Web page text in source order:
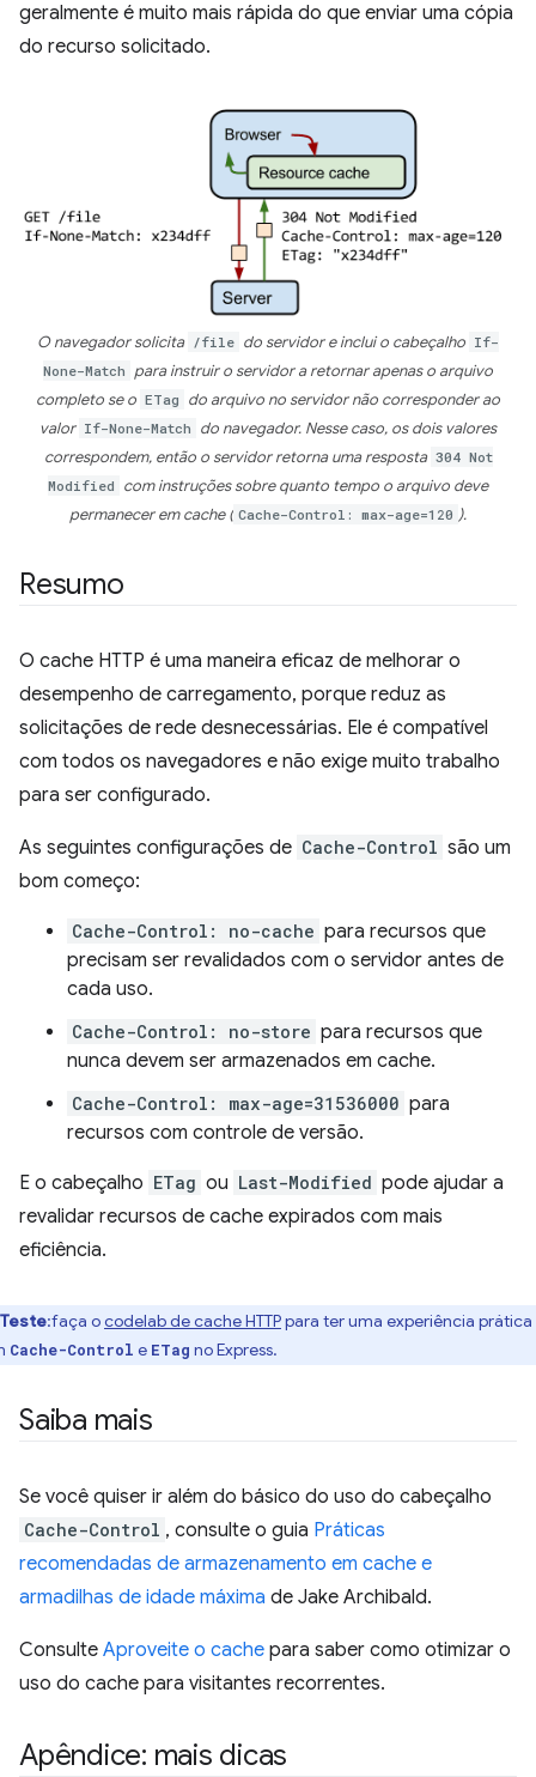
geralmente é muito mais rápida do que enviar uma cópia
do recurso solicitado.
O navegador solicita /file do servidor e inclui o cabeçalho If-
None-Match para instruir o servidor a retornar apenas o arquivo
completo se o ETag do arquivo no servidor não corresponder ao
valor If-None-Match do navegador. Nesse caso, os dois valores
correspondem, então o servidor retorna uma resposta 304 Not
Modified com instruções sobre quanto tempo o arquivo deve
permanecer em cache ( Cache-Control: max-age=120 ).
Resumo
O cache HTTP é uma maneira eficaz de melhorar o
desempenho de carregamento, porque reduz as
solicitações de rede desnecessárias. Ele é compatível
com todos os navegadores e não exige muito trabalho
para ser configurado.
As seguintes configurações de Cache-Control são um
bom começo:
Cache-Control: no-cache para recursos que
precisam ser revalidados com o servidor antes de
cada uso.
Cache-Control: no-store para recursos que
nunca devem ser armazenados em cache.
Cache-Control: max-age=31536000 para
recursos com controle de versão.
E o cabeçalho ETag ou Last-Modified pode ajudar a
revalidar recursos de cache expirados com mais
eficiência.
Teste:faça ocodelab de cache HTTPpara ter uma experiência prática
Cache-Control e ETag no Express.
Saiba mais
Se você quiser ir além do básico do uso do cabeçalho
Cache-Control , consulte o guia Práticas
recomendadas de armazenamento em cache e
armadilhas de idade máxima de Jake Archibald.
Consulte Aproveite o cache para saber como otimizar o
uso do cache para visitantes recorrentes.
Apêndice: mais dicas